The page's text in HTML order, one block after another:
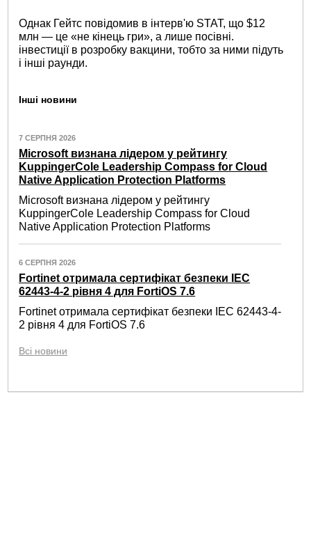
Однак Гейтс повідомив в інтерв'ю STAT, що $12
млн — це «не кінець гри», а лише посівні.
інвестиції в розробку вакцини, тобто за ними підуть
і інші раунди.
Інші новини
7 СЕРПНЯ 2026
Microsoft визнана лідером у рейтингу
KuppingerCole Leadership Compass for Cloud
Native Application Protection Platforms
Microsoft визнана лідером у рейтингу
KuppingerCole Leadership Compass for Cloud
Native Application Protection Platforms
6 СЕРПНЯ 2026
Fortinet отримала сертифікат безпеки IEC
62443-4-2 рівня 4 для FortiOS 7.6
Fortinet отримала сертифікат безпеки IEC 62443-4-
2 рівня 4 для FortiOS 7.6
Всі новини